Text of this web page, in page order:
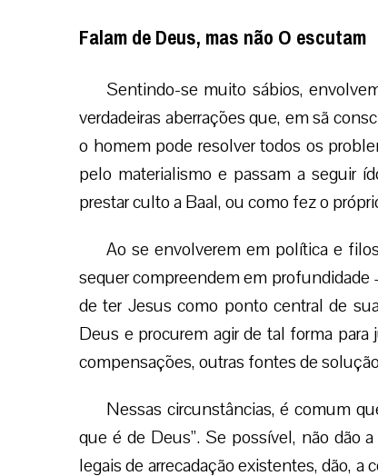
Falam de Deus, mas não O escutam
Sentindo-se muito sábios,
verdadeiras aberrações que, em sã
o homem pode resolver todos os
pelo materialismo e passam a seguir
prestar culto a Baal, ou como fez o
Ao se envolverem em política e
sequer compreendem em profundidade
de ter Jesus como ponto central de
Deus e procurem agir de tal forma
compensações, outras fontes de
Nessas circunstâncias, é comum
que é de Deus”. Se possível, não dão
legais de arrecadação existentes, dão,